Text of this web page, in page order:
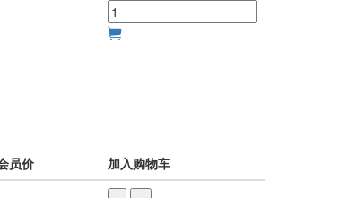
员价
加入购物车